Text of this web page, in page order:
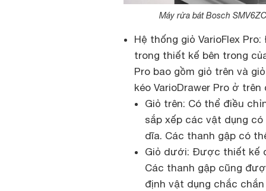
Máy rửa bát Bosch
Hệ thống giỏ VarioFlex
trong thiết kế bên trong
Pro bao gồm giỏ trên và
kéo VarioDrawer Pro ở trên
Giỏ trên: Có thể điều
sắp xếp các vật dụng
dĩa. Các thanh gập có
Giỏ dưới: Được thiết kế
Các thanh gập cũng
định vật dụng chắc